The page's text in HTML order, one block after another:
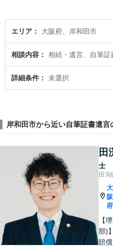
エリア 大阪府、岸和田市
相談内容 相続・遺言、自筆証
詳細条件 未選択
岸和田市から近い自筆証書遺
田
士
田渕
大
阪
府
【
部)
賠